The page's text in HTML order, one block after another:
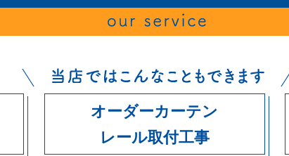
オーダーカーテン
レール取付工事